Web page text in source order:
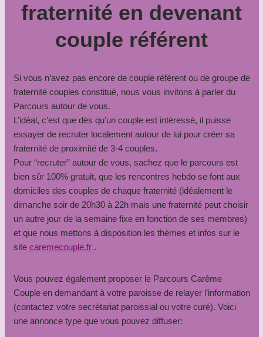
fraternité en devenant
couple référent
Si vous n’avez pas encore de couple référent ou de groupe de
fraternité couples constitué, nous vous invitons à parler du
Parcours autour de vous.
L’idéal, c’est que dès qu’un couple est intéressé, il puisse
essayer de recruter localement autour de lui pour créer sa
fraternité de proximité de 3-4 couples.
Pour “recruter” autour de vous, sachez que le parcours est
bien sûr 100% gratuit, que les rencontres hebdo se font aux
domiciles des couples de chaque fraternité (idéalement le
dimanche soir de 20h30 à 22h mais une fraternité peut choisir
un autre jour de la semaine fixe en fonction de ses membres)
et que nous mettons à disposition les thèmes et infos sur le
site caremecouple.fr.
Vous pouvez également proposer le Parcours Carême
Couple en demandant à votre paroisse de relayer l’information
(contactez votre secrétariat paroissial ou votre curé). Voici
une annonce type que vous pouvez diffuser: